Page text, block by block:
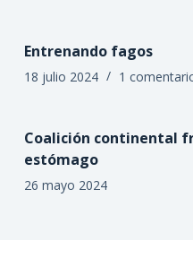
Entrenando fagos
18 julio 2024 1
Coalición continental
estómago
26 mayo 2024